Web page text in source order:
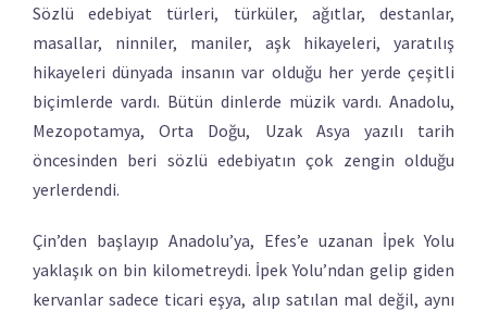
Sözlü edebiyat türleri, türküler, ağıtlar, destanlar,
masallar, ninniler, maniler, aşk hikayeleri, yaratılış
hikayeleri dünyada insanın var olduğu her yerde çeşitli
biçimlerde vardı. Bütün dinlerde müzik vardı. Anadolu,
Mezopotamya, Orta Doğu, Uzak Asya yazılı tarih
öncesinden beri sözlü edebiyatın çok zengin olduğu
yerlerdendi.
Çin’den başlayıp Anadolu’ya, Efes’e uzanan İpek Yolu
yaklaşık on bin kilometreydi. İpek Yolu’ndan gelip giden
kervanlar sadece ticari eşya, alıp satılan mal değil, aynı